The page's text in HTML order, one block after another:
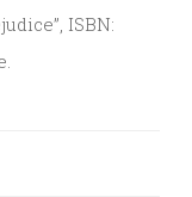
ISBN: